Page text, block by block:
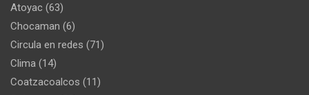
Atoyac (63)
Chocaman (6)
Circula en redes (71)
Clima (14)
Coatzacoalcos (11)